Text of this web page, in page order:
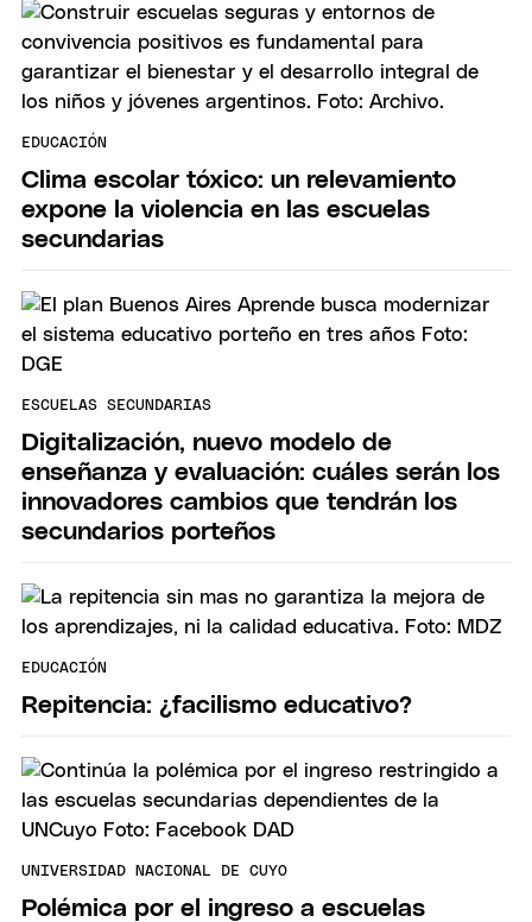
EDUCACIÓN
Clima escolar tóxico: un relevamiento
expone la violencia en las escuelas
secundarias
ESCUELAS SECUNDARIAS
Digitalización, nuevo modelo de
enseñanza y evaluación: cuáles serán los
innovadores cambios que tendrán los
secundarios porteños
EDUCACIÓN
Repitencia: ¿facilismo educativo?
UNIVERSIDAD NACIONAL DE CUYO
Polémica por el ingreso a escuelas